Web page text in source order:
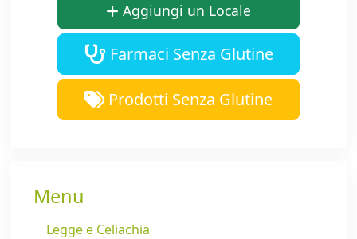
Aggiungi un Locale
Farmaci Senza Glutine
Prodotti Senza Glutine
Menu
Legge e Celiachia